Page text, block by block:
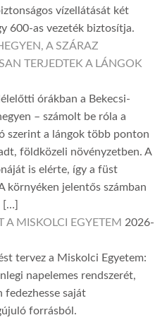
vízellátását két
600-as vezeték biztosítja.
A SZÁRAZ
TERJEDTEK A LÁNGOK
órákban a Bekecsi-
– számolt be róla a
szerint a lángok több ponton
földközeli növényzetben. A
is elérte, így a füst
környéken jelentős számban
A MISKOLCI EGYETEM 2026-
tervez a Miskolci Egyetem:
napelemes rendszerét,
fedezhesse saját
forrásból.